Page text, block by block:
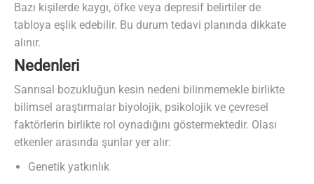
Bazı kişilerde kaygı, öfke veya depresif belirtiler de
tabloya eşlik edebilir. Bu durum tedavi planında dikkate
alınır.
Nedenleri
Sanrısal bozukluğun kesin nedeni bilinmemekle birlikte
bilimsel araştırmalar biyolojik, psikolojik ve çevresel
faktörlerin birlikte rol oynadığını göstermektedir. Olası
etkenler arasında şunlar yer alır:
Genetik yatkınlık